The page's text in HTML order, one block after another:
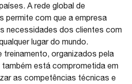
A rede global de
permite com que a empresa
necessidades dos clientes com
lugar do mundo.
treinamento, organizados pela
também está comprometida em
as competências técnicas e